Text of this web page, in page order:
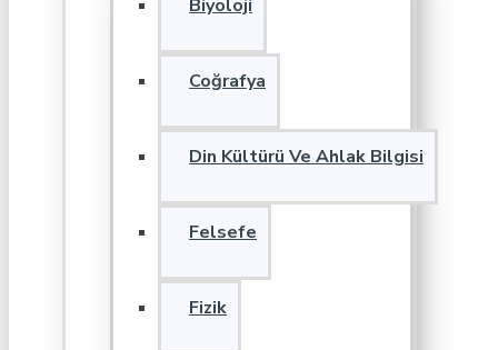
Biyoloji
Coğrafya
Din Kültürü Ve Ahlak Bilgisi
Felsefe
Fizik